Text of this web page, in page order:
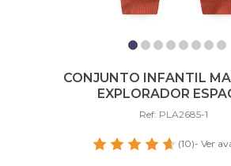
CONJUNTO INFANTIL
EXPLORADOR
Ref: PLA2685-1
(10)- Ver